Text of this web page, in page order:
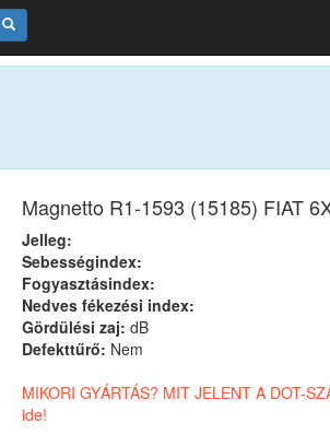
Magnetto R1-1593 (15185) FIAT
Jelleg:
Sebességindex:
Fogyasztásindex:
Nedves fékezési index:
Gördülési zaj: dB
Defekttűrő: Nem
MIKORI GYÁRTÁS? MIT JELENT A DOT-
ide!